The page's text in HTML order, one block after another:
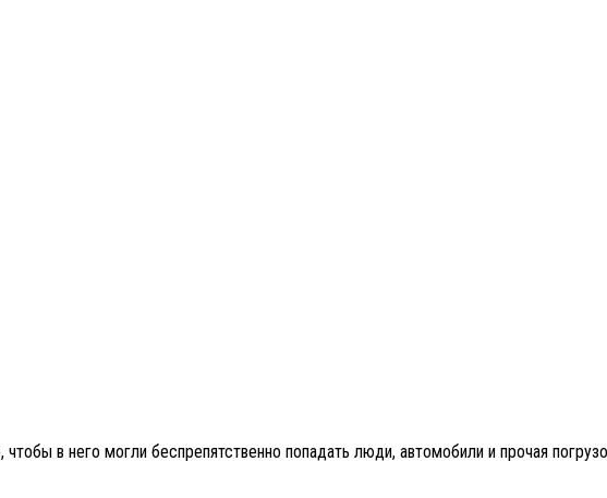
в него могли беспрепятственно попадать люди, автомобили и прочая